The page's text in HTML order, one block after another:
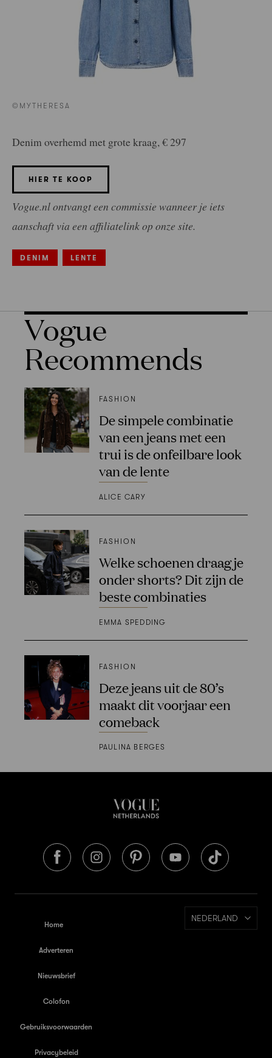
©MYTHERESA
Denim overhemd met grote kraag, € 297
HIER TE KOOP
Vogue.nl ontvangt een commissie wanneer je iets
aanschaft via een affiliatelink op onze site.
DENIM LENTE
Vogue
Recommends
FASHION
De simpele combinatie
van een jeans met een
trui is de onfeilbare look
van de lente
ALICE CARY
FASHION
Welke schoenen draag je
onder shorts? Dit zijn de
beste combinaties
EMMA SPEDDING
FASHION
Deze jeans uit de 80’s
maakt dit voorjaar een
comeback
PAULINA BERGES
Home
Adverteren
Nieuwsbrief
Colofon
Gebruiksvoorwaarden
Privacybeleid
NEDERLAND